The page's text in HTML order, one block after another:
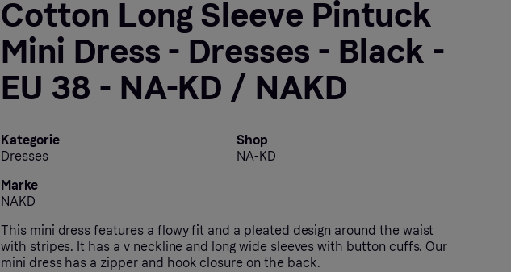
Cotton Long Sleeve Pintuck
Mini Dress - Dresses - Black -
EU 38 - NA-KD / NAKD
Kategorie
Dresses
Shop
NA-KD
Marke
NAKD
This mini dress features a flowy fit and a pleated design around the waist
with stripes. It has a v neckline and long wide sleeves with button cuffs. Our
mini dress has a zipper and hook closure on the back.